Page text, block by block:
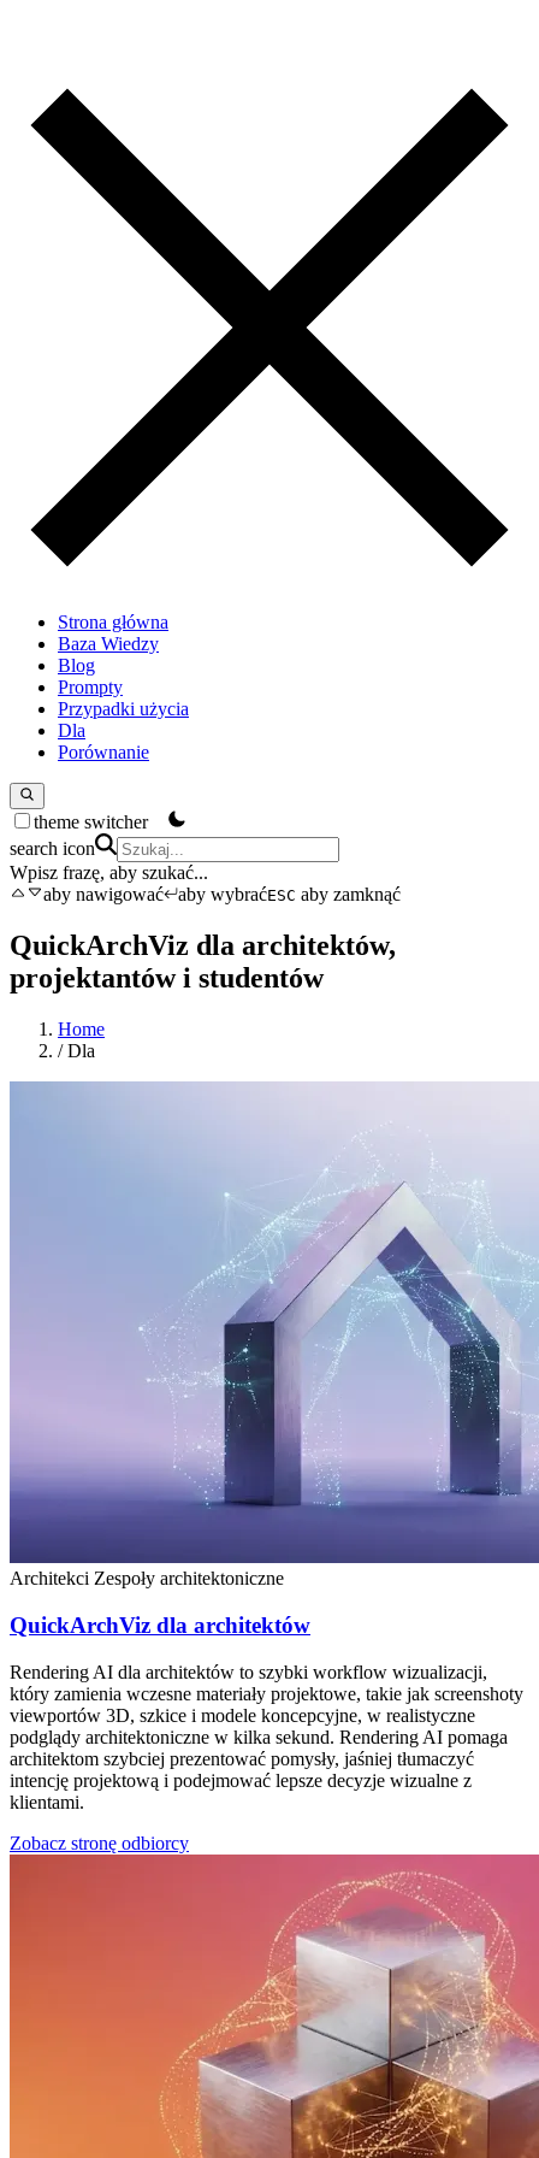
Strona główna
Baza Wiedzy
Blog
Prompty
Przypadki użycia
Dla
Porównanie
theme switcher
search icon
Wpisz frazę, aby szukać...
aby nawigować
aby wybraćESC aby zamknąć
QuickArchViz dla architektów,
projektantów i studentów
Home
/ Dla
Architekci Zespoły architektoniczne
QuickArchViz dla architektów
Rendering AI dla architektów to szybki workflow wizualizacji,
który zamienia wczesne materiały projektowe, takie jak screenshoty
viewportów 3D, szkice i modele koncepcyjne, w realistyczne
podglądy architektoniczne w kilka sekund. Rendering AI pomaga
architektom szybciej prezentować pomysły, jaśniej tłumaczyć
intencję projektową i podejmować lepsze decyzje wizualne z
klientami.
Zobacz stronę odbiorcy